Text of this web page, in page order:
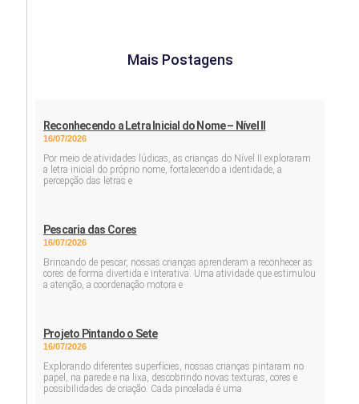
Mais Postagens
Reconhecendo a Letra Inicial do Nome – Nível II
16/07/2026
Por meio de atividades lúdicas, as crianças do Nível II exploraram
a letra inicial do próprio nome, fortalecendo a identidade, a
percepção das letras e
Pescaria das Cores
16/07/2026
Brincando de pescar, nossas crianças aprenderam a reconhecer as
cores de forma divertida e interativa. Uma atividade que estimulou
a atenção, a coordenação motora e
Projeto Pintando o Sete
16/07/2026
Explorando diferentes superfícies, nossas crianças pintaram no
papel, na parede e na lixa, descobrindo novas texturas, cores e
possibilidades de criação. Cada pincelada é uma